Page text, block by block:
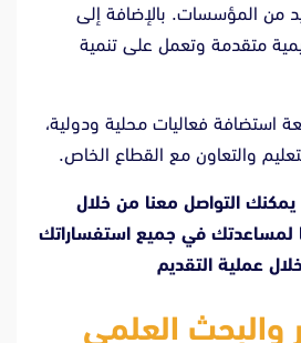
من المؤسسات. بالإضافة إلى
متقدمة وتعمل على تنمية
استضافة فعاليات محلية ودولية،
والتعاون مع القطاع الخاص.
يمكنك التواصل معنا من خلال
لمساعدتك في جميع استفساراتك
عملية التقديم
والبحث العلمي